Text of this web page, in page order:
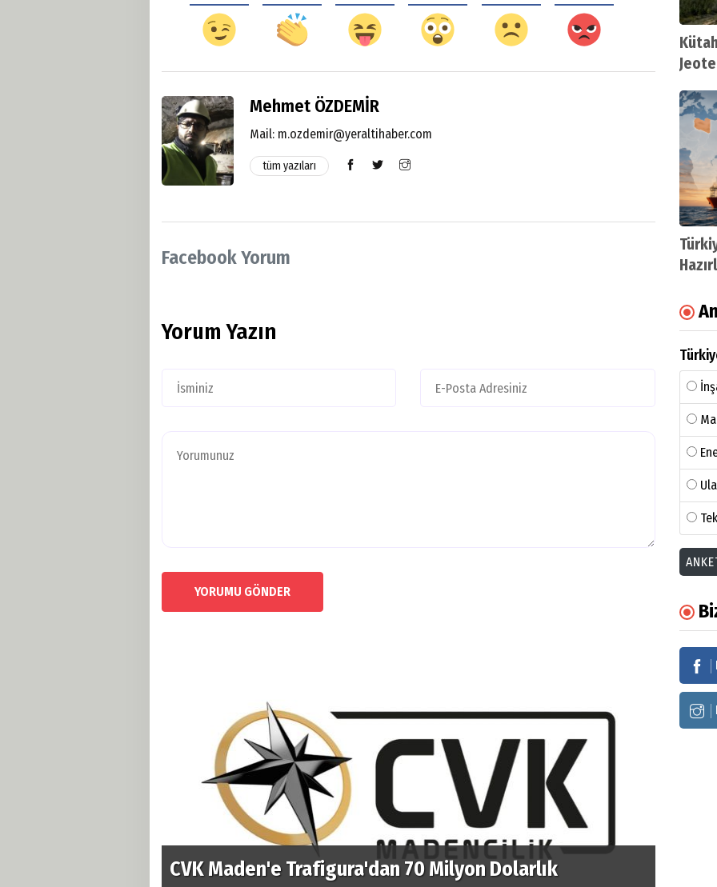
Mehmet ÖZDEMİR
Mail: m.ozdemir@yeraltihaber.com
tüm yazıları
Facebook Yorum
Yorum Yazın
YORUMU GÖNDER
CVK Maden'e Trafigura'dan 70 Milyon Dolarlık